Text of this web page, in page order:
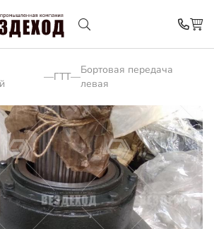
—ГТТ—
Бортовая передача
левая